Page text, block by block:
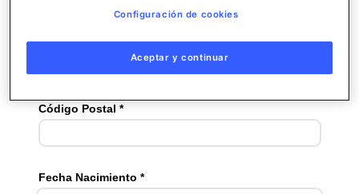
Aceptar y continuar
Configuración de cookies